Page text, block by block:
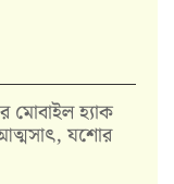
মোবাইল হ্যাক
যশোর